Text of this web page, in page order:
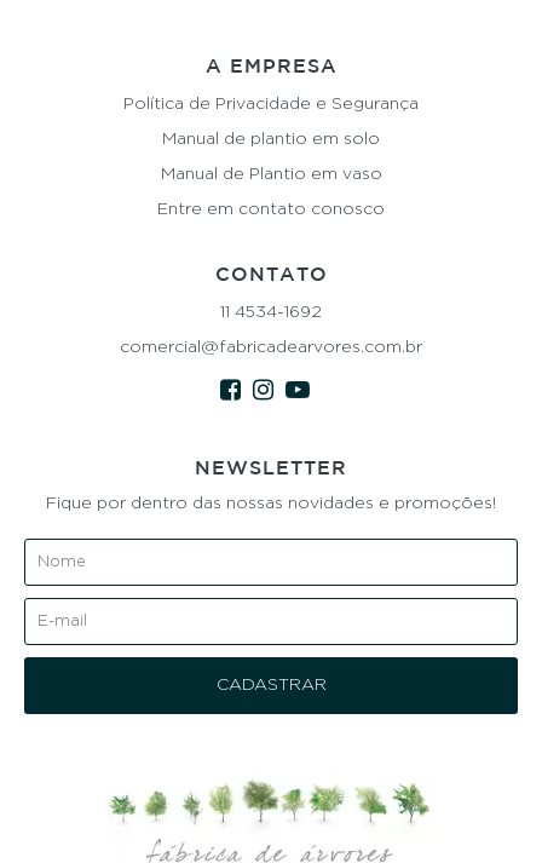
A EMPRESA
Política de Privacidade e Segurança
Manual de plantio em solo
Manual de Plantio em vaso
Entre em contato conosco
CONTATO
11 4534-1692
comercial@fabricadearvores.com.br
NEWSLETTER
Fique por dentro das nossas novidades e promoções!